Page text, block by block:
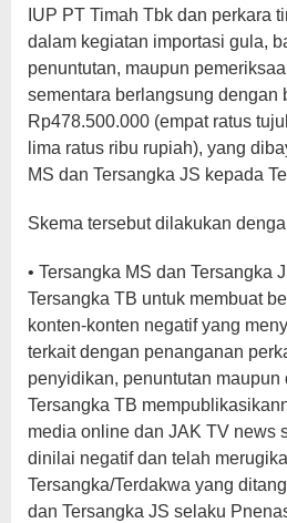
IUP PT Timah Tbk dan perkara
dalam kegiatan importasi gula,
penuntutan, maupun
sementara berlangsung dengan
Rp478.500.000 (empat ratus
lima ratus ribu rupiah), yang
MS dan Tersangka JS kepada
Skema tersebut dilakukan
• Tersangka MS dan Tersangka
Tersangka TB untuk membuat
konten-konten negatif yang
terkait dengan penanganan
penyidikan, penuntutan
Tersangka TB
media online dan JAK TV news
dinilai negatif dan telah
Tersangka/Terdakwa yang
dan Tersangka JS selaku